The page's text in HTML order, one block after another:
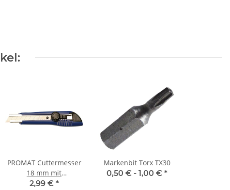
PROMAT Cuttermesser
18 mm mit
Feststellrädchen 2
2,99 € *
Markenbit Torx TX30
0,50 € - 1,00 € *